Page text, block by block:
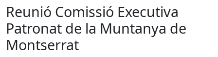
Reunió Comissió Executiva
Patronat de la Muntanya de
Montserrat